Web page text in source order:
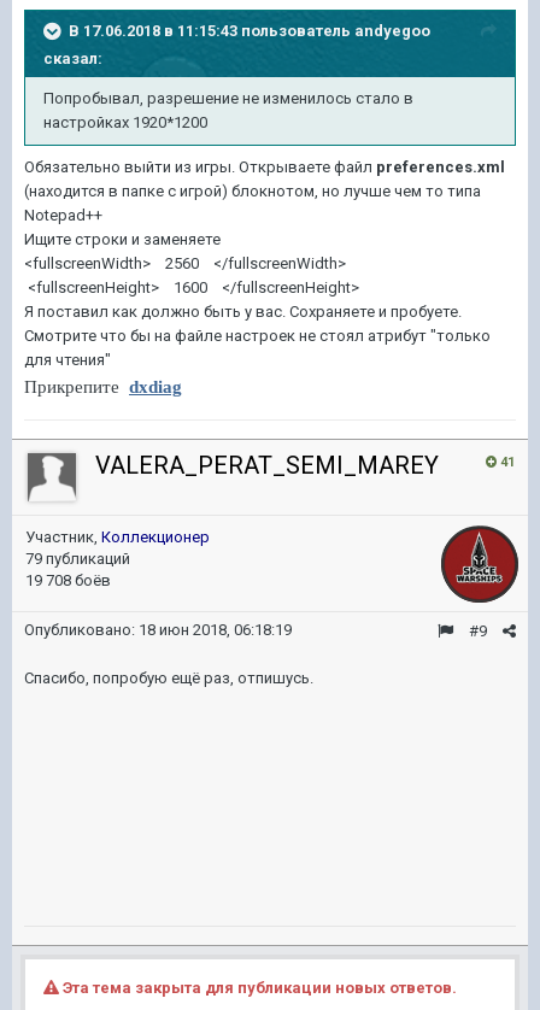
В 17.06.2018 в 11:15:43 пользователь andyegoo
сказал:
Попробывал, разрешение не изменилось стало в
настройках 1920*1200
Обязательно выйти из игры. Открываете файл preferences.xml
(находится в папке с игрой) блокнотом, но лучше чем то типа
Notepad++
Ищите строки и заменяете
<fullscreenWidth> 2560 </fullscreenWidth>
<fullscreenHeight> 1600 </fullscreenHeight>
Я поставил как должно быть у вас. Сохраняете и пробуете.
Смотрите что бы на файле настроек не стоял атрибут "только
для чтения"
Прикрепите dxdiag
41
VALERA_PERAT_SEMI_MAREY
Участник, Коллекционер
79 публикаций
19 708 боёв
#9
Опубликовано: 18 июн 2018, 06:18:19
Спасибо, попробую ещё раз, отпишусь.
Эта тема закрыта для публикации новых ответов.